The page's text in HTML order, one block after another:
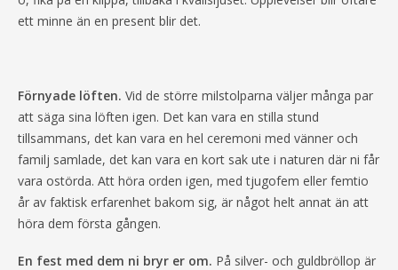
ett minne än en present blir det.
Förnyade löften. Vid de större milstolparna väljer många par
att säga sina löften igen. Det kan vara en stilla stund
tillsammans, det kan vara en hel ceremoni med vänner och
familj samlade, det kan vara en kort sak ute i naturen där ni får
vara ostörda. Att höra orden igen, med tjugofem eller femtio
år av faktisk erfarenhet bakom sig, är något helt annat än att
höra dem första gången.
En fest med dem ni bryr er om. På silver- och guldbröllop är